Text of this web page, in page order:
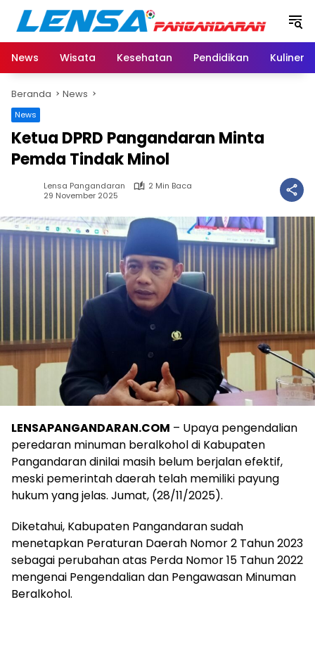
Langsung
konten
News
Wisata Kesehatan Pendidikan Kuliner
Beranda News
News
Ketua DPRD Pangandaran Minta
Pemda Tindak Minol
Lensa Pangandaran
2 Min Baca
29 November 2025
LENSAPANGANDARAN.COM – Upaya pengendalian
peredaran minuman beralkohol di Kabupaten
Pangandaran dinilai masih belum berjalan efektif,
meski pemerintah daerah telah memiliki payung
hukum yang jelas. Jumat, (28/11/2025).
Diketahui, Kabupaten Pangandaran sudah
menetapkan Peraturan Daerah Nomor 2 Tahun 2023
sebagai perubahan atas Perda Nomor 15 Tahun 2022
mengenai Pengendalian dan Pengawasan Minuman
Beralkohol.